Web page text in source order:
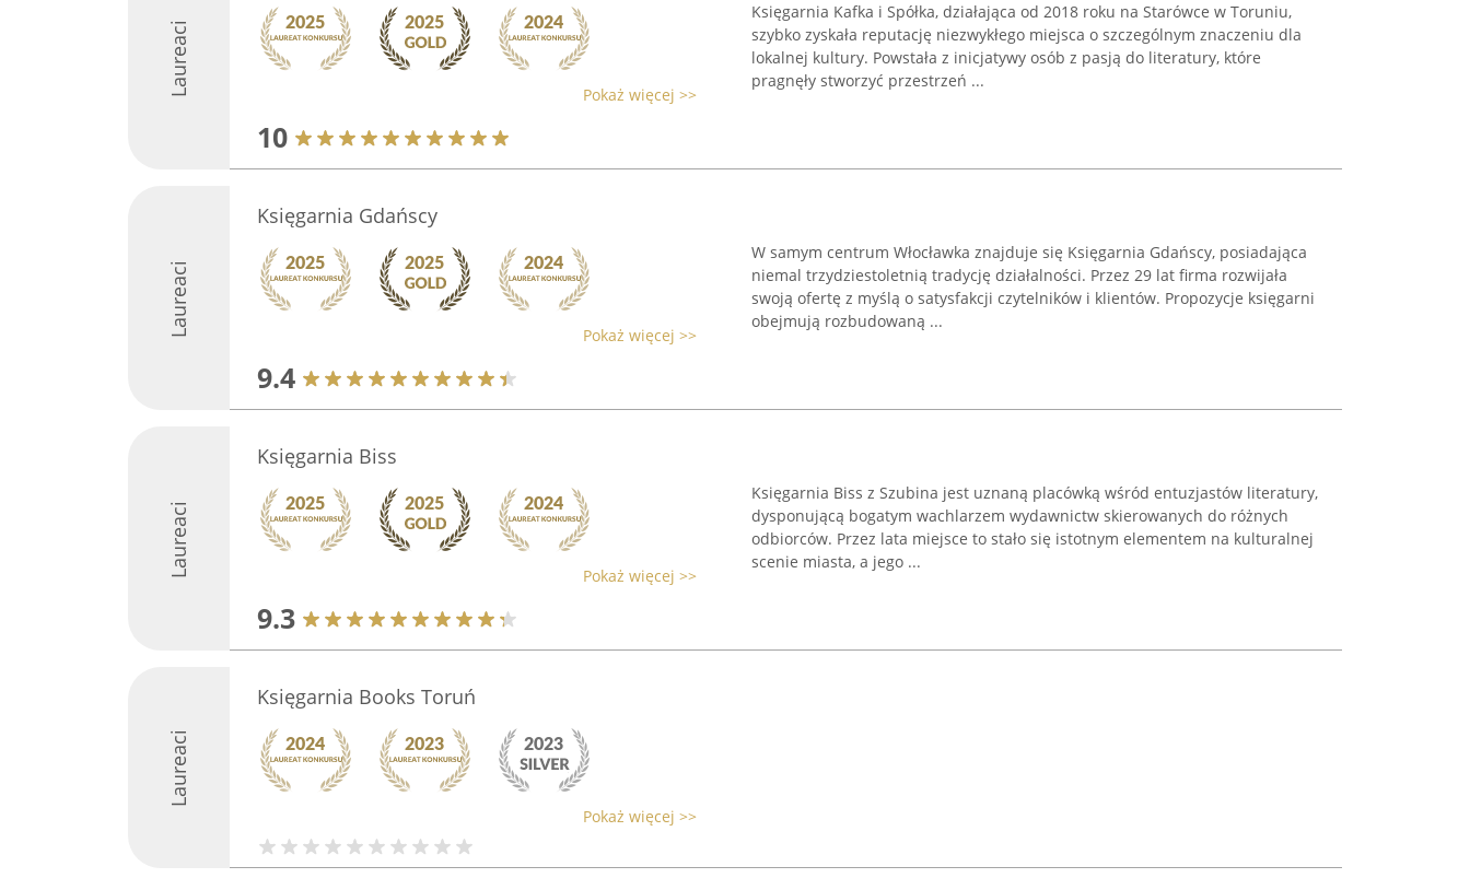
Laureaci Pokaż więcej >>
10
Księgarnia Kafka i Spółka, działająca od 2018 roku na Starówce w Toruniu,
szybko zyskała reputację niezwykłego miejsca o szczególnym znaczeniu dla
lokalnej kultury. Powstała z inicjatywy osób z pasją do literatury, które
pragnęły stworzyć przestrzeń ...
Laureaci
Księgarnia Gdańscy
Pokaż więcej >>
9.4
W samym centrum Włocławka znajduje się Księgarnia Gdańscy, posiadająca
niemal trzydziestoletnią tradycję działalności. Przez 29 lat firma rozwijała
swoją ofertę z myślą o satysfakcji czytelników i klientów. Propozycje księgarni
obejmują rozbudowaną ...
Laureaci
Księgarnia Biss
Pokaż więcej >>
9.3
Księgarnia Biss z Szubina jest uznaną placówką wśród entuzjastów literatury,
dysponującą bogatym wachlarzem wydawnictw skierowanych do różnych
odbiorców. Przez lata miejsce to stało się istotnym elementem na kulturalnej
scenie miasta, a jego ...
Laureaci
Księgarnia Books Toruń
Pokaż więcej >>